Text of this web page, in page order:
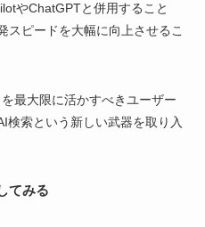
やChatGPTと併用すること
スピードを大幅に向上させるこ
最大限に活かすべきユーザー
検索という新しい武器を取り入
てみる